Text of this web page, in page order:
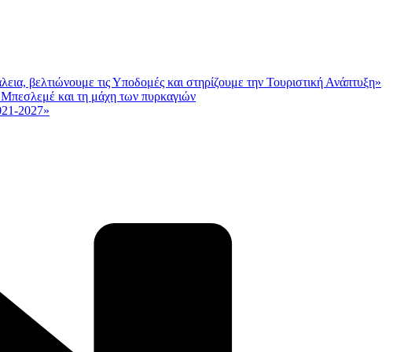
βελτιώνουμε τις Υποδομές και στηρίζουμε την Τουριστική Ανάπτυξη»
και τη μάχη των πυρκαγιών
2027»